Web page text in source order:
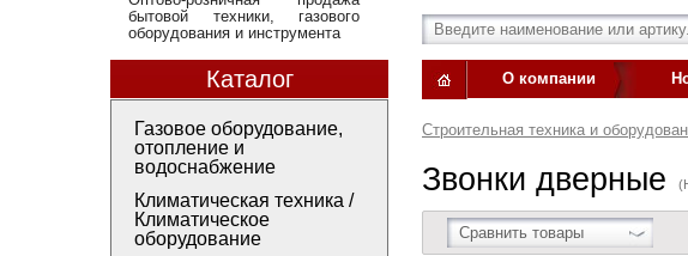
бытовой техники, газового
оборудования и инструмента
Каталог
Газовое оборудование,
отопление и
водоснабжение
Климатическая техника /
Климатическое
оборудование
О компании
Строительная техника и
Звонки дверные
Сравнить товары